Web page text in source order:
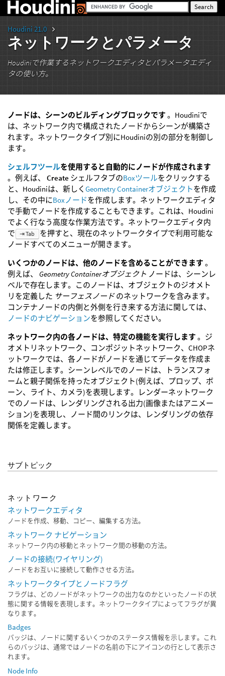
Houdini 21.0
ネットワークとパラメータ
Houdiniで作業するネットワークエディタとパラメータエディ
タの使い方。
ノードは、シーンのビルディングブロックです 。Houdiniで
は、ネットワーク内で構成されたノードからシーンが構築さ
れます。ネットワークタイプ別にHoudiniの別の部分を制御し
ます。
シェルフツールを使用すると自動的にノードが作成されます
。例えば、 Create シェルフタブのBoxツールをクリックする
と、Houdiniは、新しく Geometry Containerオブジェクトを作成
し、その中にBoxノードを作成します。ネットワークエディタ
で手動でノードを作成することもできます。これは、Houdini
でよく行なう高度な作業方法です。ネットワークエディタ内
で
⇥ Tab
を押すと、現在のネットワークタイプで利用可能な
ノードすべてのメニューが開きます。
いくつかのノードは、他のノードを含めることができます 。
例えば、 Geometry Containerオブジェクト ノードは、シーンレ
ベルで存在します。このノードは、オブジェクトのジオメト
リを定義した サーフェスノードのネットワークを含みます。
コンテナノードの内側と外側を行き来する方法に関しては、
ノードのナビゲーションを参照してください。
ネットワーク内の各ノードは、特定の機能を実行します 。ジ
オメトリネットワーク、コンポジットネットワーク、CHOPネ
ットワークでは、各ノードがノードを通じてデータを作成ま
たは修正します。シーンレベルでのノードは、トランスフォ
ームと親子関係を持ったオブジェクト(例えば、プロップ、ボ
ーン、ライト、カメラ)を表現します。レンダーネットワーク
でのノードは、レンダリングされる出力(画像またはアニメー
ション)を表現し、ノード間のリンクは、レンダリングの依存
関係を定義します。
サブトピック
ネットワーク
ネットワークエディタ
ノードを作成、移動、コピー、編集する方法。
ネットワーク ナビゲーション
ネットワーク内の移動とネットワーク間の移動の方法。
ノードの接続(ワイヤリング)
ノードをお互いに接続して動作させる方法。
ネットワークタイプとノードフラグ
フラグは、どのノードがネットワークの出力なのかといったノードの状
態に関する情報を表現します。ネットワークタイプによってフラグが異
なります。
Badges
バッジは、ノードに関するいくつかのステータス情報を示します。これ
らのバッジは、通常ではノードの名前の下にアイコンの行として表示さ
れます。
Node Info